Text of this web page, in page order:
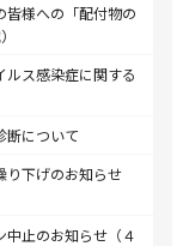
皆様への「配付物の
ルス感染症に関する
断について
り下げのお知らせ
中止のお知らせ（４